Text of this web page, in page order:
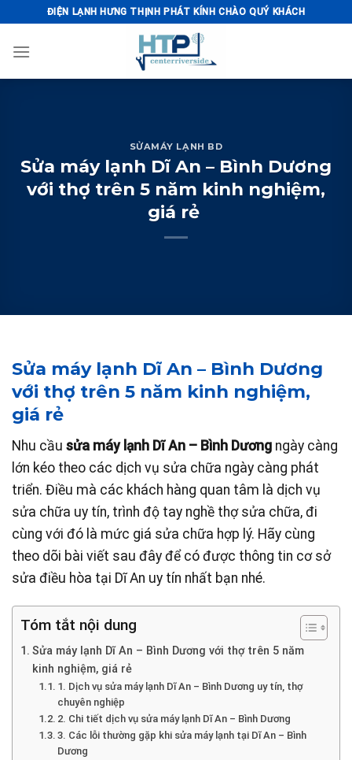
to
content
ĐIỆN LẠNH HƯNG THỊNH PHÁT KÍNH CHÀO QUÝ KHÁCH
SỬAMÁY LẠNH BD
Sửa máy lạnh Dĩ An – Bình Dương
với thợ trên 5 năm kinh nghiệm,
giá rẻ
Sửa máy lạnh Dĩ An – Bình Dương
với thợ trên 5 năm kinh nghiệm,
giá rẻ
Nhu cầu sửa máy lạnh Dĩ An – Bình Dương ngày càng
lớn kéo theo các dịch vụ sửa chữa ngày càng phát
triển. Điều mà các khách hàng quan tâm là dịch vụ
sửa chữa uy tín, trình độ tay nghề thợ sửa chữa, đi
cùng với đó là mức giá sửa chữa hợp lý. Hãy cùng
theo dõi bài viết sau đây để có được thông tin cơ sở
sửa điều hòa tại Dĩ An uy tín nhất bạn nhé.
Tóm tắt nội dung
Sửa máy lạnh Dĩ An – Bình Dương với thợ trên 5 năm
kinh nghiệm, giá rẻ
1. Dịch vụ sửa máy lạnh Dĩ An – Bình Dương uy tín, thợ
chuyên nghiệp
2. Chi tiết dịch vụ sửa máy lạnh Dĩ An – Bình Dương
3. Các lỗi thường gặp khi sửa máy lạnh tại Dĩ An – Bình
Dương